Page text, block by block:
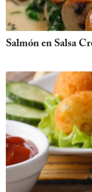
Salmón en Salsa